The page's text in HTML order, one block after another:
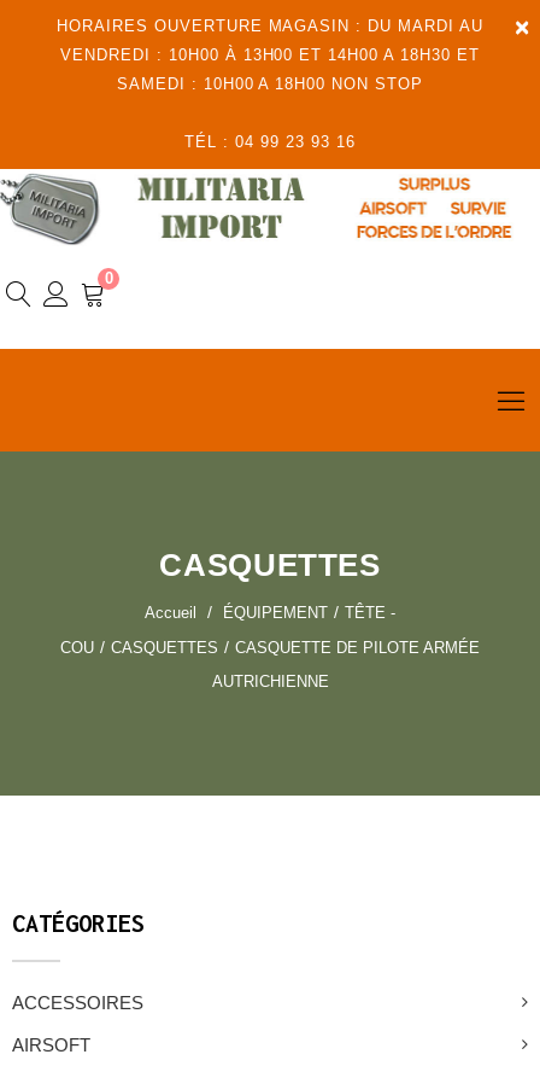
×
HORAIRES OUVERTURE MAGASIN : DU MARDI AU
VENDREDI : 10H00 À 13H00 ET 14H00 A 18H30 ET
SAMEDI : 10H00 A 18H00 NON STOP
TÉL : 04 99 23 93 16
0
CASQUETTES
Accueil ÉQUIPEMENT
TÊTE -
COU
CASQUETTES
CASQUETTE DE PILOTE ARMÉE
AUTRICHIENNE
CATÉGORIES
ACCESSOIRES
AIRSOFT